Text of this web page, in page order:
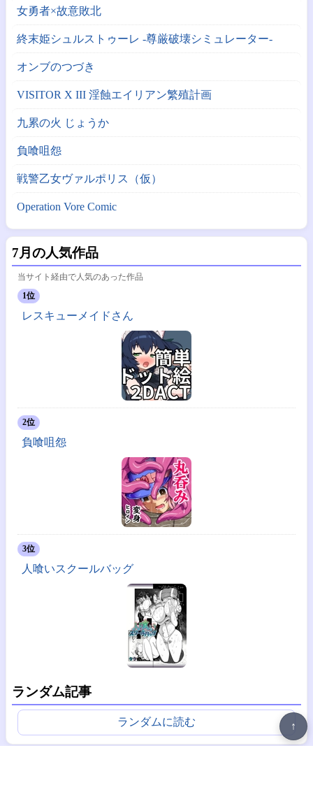
女勇者×故意敗北
終末姫シュルストゥーレ -尊厳破壊シミュレーター-
オンブのつづき
VISITOR X III 淫蝕エイリアン繁殖計画
九累の火 じょうか
負喰咀怨
戦警乙女ヴァルポリス（仮）
Operation Vore Comic
7月の人気作品
当サイト経由で人気のあった作品
1位
レスキューメイドさん
2位
負喰咀怨
3位
人喰いスクールバッグ
ランダム記事
ランダムに読む ↑